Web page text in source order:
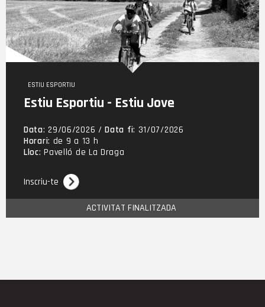
Gimcana Nocturna Edusport
Salut i benestar
Cor Actiu
Rutes Wikiloc
Acció Social i comunitària
Barris 10
Capacitats
Competició
Jocs Esportius Escolars de Catalunya
Circuit de Curses Populars
La Triple
ESTIU ESPORTIU
Estiu Esportiu - Estiu Jove
Data: 29/06/2026 /Data fi: 31/07/2026
Horari: de 9 a 13 h
Lloc: Pavelló de La Draga
Inscriu-te
ACTIVITAT FINALITZADA